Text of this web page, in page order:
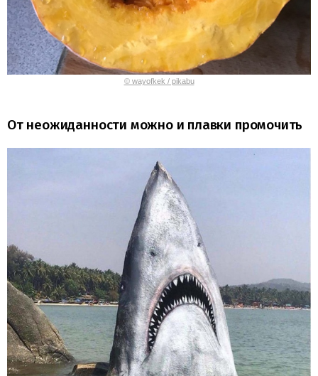
© wayofkek / pikabu
От неожиданности можно и плавки промочить